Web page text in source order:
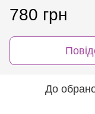
780 грн
До